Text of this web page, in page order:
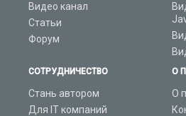
Видео канал
Статьи
Форум
СОТРУДНИЧЕСТВО
Стань автором
Для IT компаний
О
О